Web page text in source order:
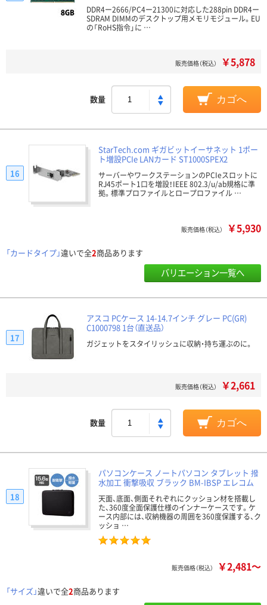
DDR4ー2666/PC4ー21300に対応した288pin DDR4ー
SDRAM DIMMのデスクトップ用メモリモジュール。EU
の「RoHS指令」に …
販売価格（税込） ￥5,878
数量 カゴへ
StarTech.com ギガビットイーサネット 1ポー
ト増設PCIe LANカード ST1000SPEX2
サーバーやワークステーションのPCIeスロットに
RJ45ポート1口を増設！IEEE 802.3/u/ab規格に準
拠。標準プロファイルとロープロファイル …
16
販売価格（税込） ￥5,930
「カードタイプ」違いで全2商品あります
バリエーション一覧へ
アスコ PCケース 14-14.7インチ グレー PC(GR)
C1000798 1台（直送品）
ガジェットをスタイリッシュに収納・持ち運ぶのに。
17
販売価格（税込） ￥2,661
数量 カゴへ
パソコンケース ノートパソコン タブレット 撥
水加工 衝撃吸収 ブラック BM-IBSP エレコム
天面、底面、側面それぞれにクッション材を搭載し
た、360度全面保護仕様のインナーケースです。ケ
ース内部には、収納機器の周囲を360度保護する、ク
ッショ …
18
販売価格（税込） ￥2,481～
「サイズ」違いで全2商品あります